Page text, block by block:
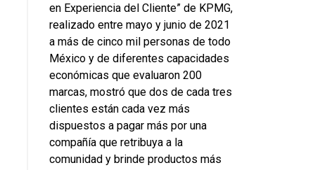
en Experiencia del Cliente” de KPMG,
realizado entre mayo y junio de 2021
a más de cinco mil personas de todo
México y de diferentes capacidades
económicas que evaluaron 200
marcas, mostró que dos de cada tres
clientes están cada vez más
dispuestos a pagar más por una
compañía que retribuya a la
comunidad y brinde productos más